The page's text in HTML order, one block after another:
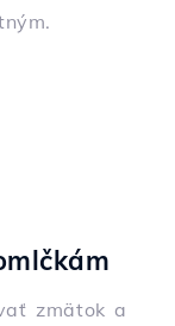
zmätok a